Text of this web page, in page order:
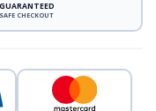
GUARANTEED
SAFE CHECKOUT